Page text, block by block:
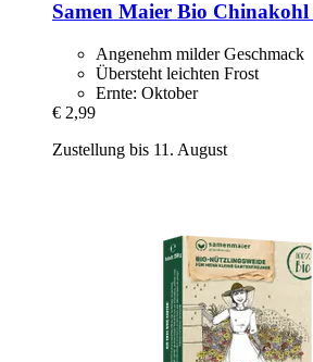
Samen Maier Bio
Angenehm milder Geschmack
Übersteht leichten Frost
Ernte: Oktober
€ 2,99
Zustellung bis 11. August